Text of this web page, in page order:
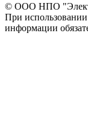
© ООО НПО
При
информации